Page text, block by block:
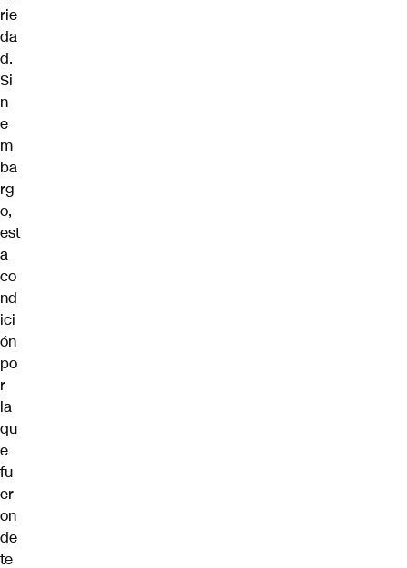
rie
da
d.
Si
n
e
m
ba
rg
o,
est
a
co
nd
ici
ón
po
r
la
qu
e
fu
er
on
de
te